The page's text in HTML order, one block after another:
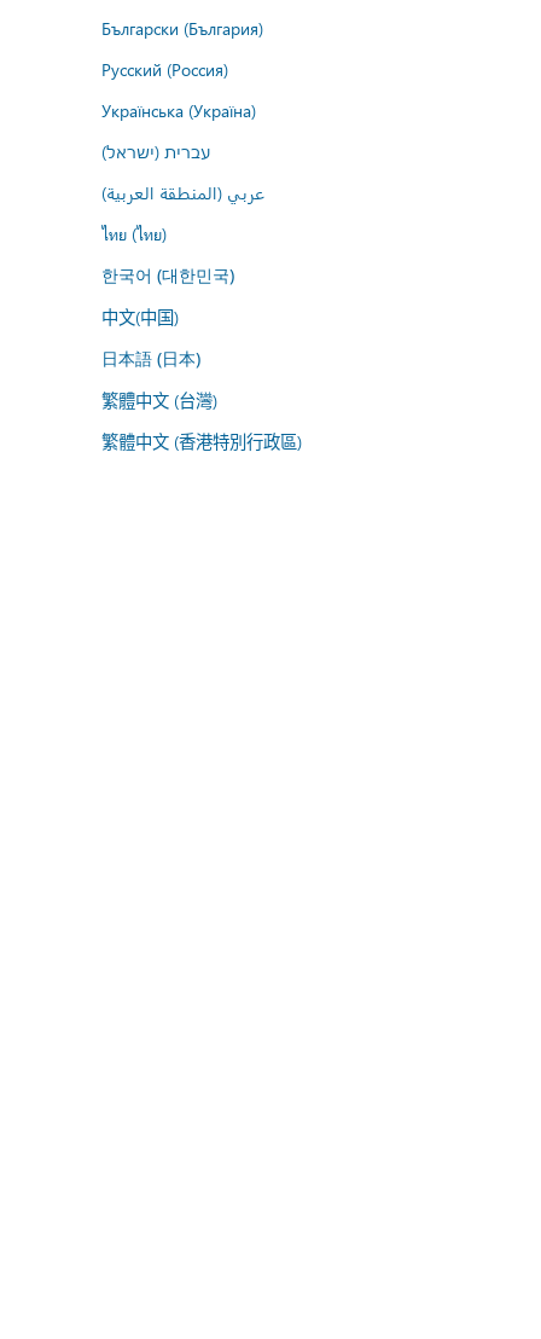
Български (България)
Русский (Россия)
Українська (Україна)
עברית (ישראל)
عربي (المنطقة العربية)
ไทย (ไทย)
한국어 (대한민국)
中文(中国)
日本語 (日本)
繁體中文 (台灣)
繁體中文 (香港特別行政區)